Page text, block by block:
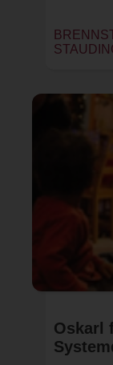
Oskarl